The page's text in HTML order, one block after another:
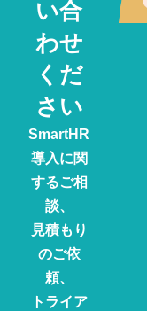
い合
わせ
くだ
さい
SmartHR
導入に関
するご相
談、
見積もり
のご依
頼、
トライア